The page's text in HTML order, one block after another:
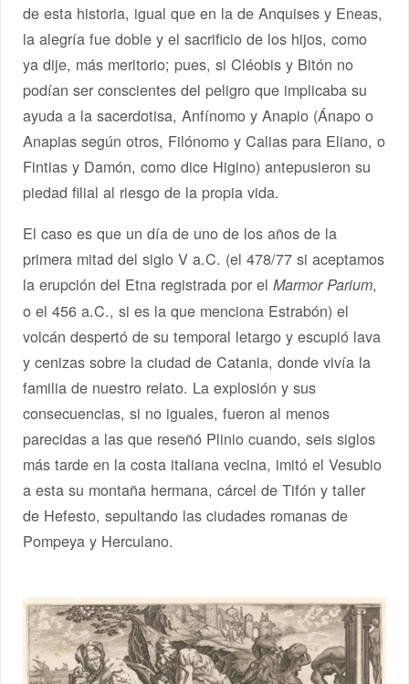
de esta historia, igual que en la de Anquises y Eneas,
la alegría fue doble y el sacrificio de los hijos, como
ya dije, más meritorio; pues, si Cléobis y Bitón no
podían ser conscientes del peligro que implicaba su
ayuda a la sacerdotisa, Anfínomo y Anapio (Ánapo o
Anapias según otros, Filónomo y Calias para Eliano, o
Fintias y Damón, como dice Higino) antepusieron su
piedad filial al riesgo de la propia vida.
El caso es que un día de uno de los años de la
primera mitad del siglo V a.C. (el 478/77 si aceptamos
la erupción del Etna registrada por elMarmor Parium,
o el 456 a.C., si es la que menciona Estrabón) el
volcán despertó de su temporal letargo y escupió lava
y cenizas sobre la ciudad de Catania, donde vivía la
familia de nuestro relato. La explosión y sus
consecuencias, si no iguales, fueron al menos
parecidas a las que reseñó Plinio cuando, seis siglos
más tarde en la costa italiana vecina, imitó el Vesubio
a esta su montaña hermana, cárcel de Tifón y taller
de Hefesto, sepultando las ciudades romanas de
Pompeya y Herculano.